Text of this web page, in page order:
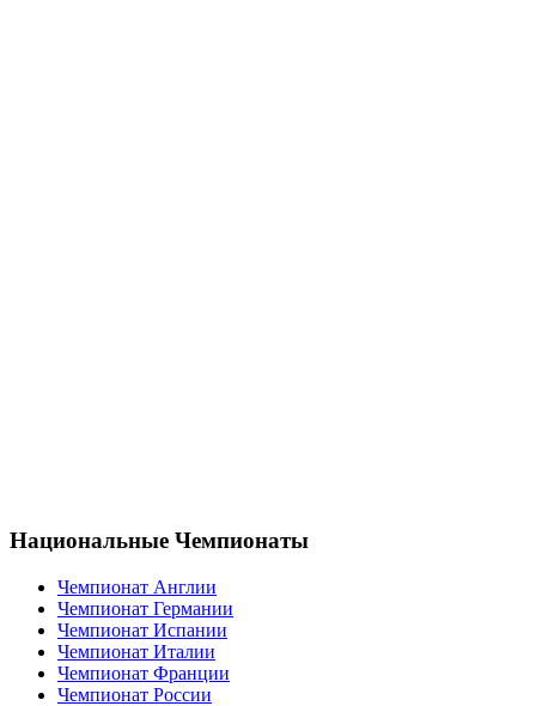
Национальные Чемпионаты
Чемпионат Англии
Чемпионат Германии
Чемпионат Испании
Чемпионат Италии
Чемпионат Франции
Чемпионат России